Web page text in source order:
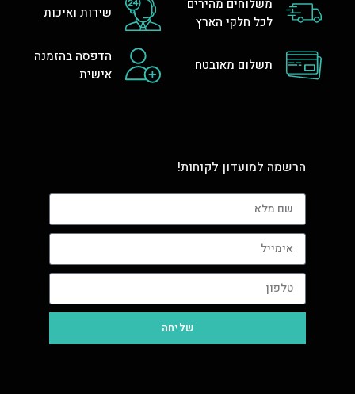
משלוחים מהירים
לכל חלקי הארץ
שירות ואיכות
תשלום מאובטח
הדפסה בהזמנה
אישית
הרשמה למועדון לקוחות!
שליחה